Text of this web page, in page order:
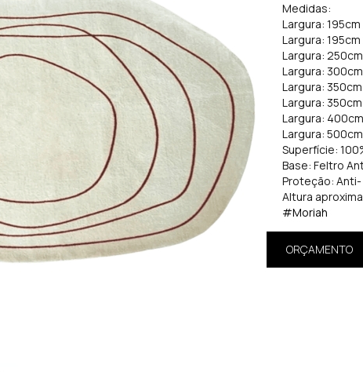
Medidas:
Largura:
Largura:
Largura:
Largura:
Largura:
Largura:
Largura:
Largura:
Superfície:
Base: Feltro
Proteção:
Altura
#Moriah
ORÇAMENTO